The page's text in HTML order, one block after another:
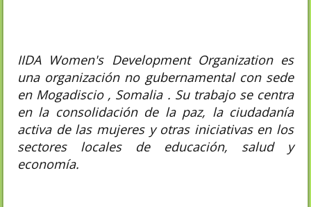
IIDA Women's Development Organization es
una organización no gubernamental con sede
en Mogadiscio , Somalia . Su trabajo se centra
en la consolidación de la paz, la ciudadanía
activa de las mujeres y otras iniciativas en los
sectores locales de educación, salud y
economía.